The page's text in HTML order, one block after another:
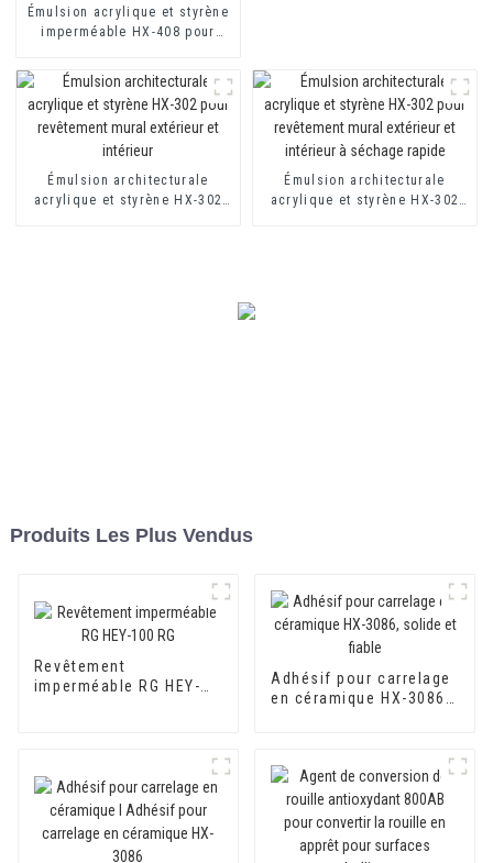
Émulsion acrylique et styrène
imperméable HX-408 pour
mortier et au ciment
d'isolation thermique
Émulsion architecturale
acrylique et styrène HX-302
Émulsion architecturale
acrylique et styrène HX-302
Produits Les Plus Vendus
Revêtement
imperméable RG HEY-
Adhésif pour carrelage
en céramique HX-3086,